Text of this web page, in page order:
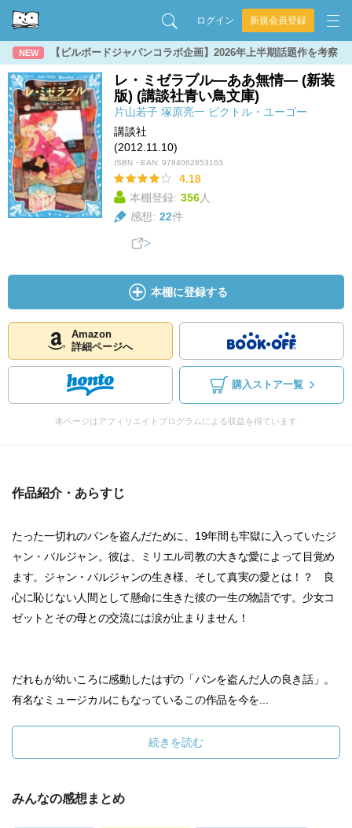
ログイン 新規会員登録
NEW 【ビルボードジャパンコラボ企画】2026年上半期話題作を考察
レ・ミゼラブル―ああ無情― (新装
版) (講談社青い鳥文庫)
片山若子 塚原亮一 ビクトル・ユーゴー
講談社
(2012.11.10)
ISBN・EAN: 9784062853163
4.18
本棚登録: 356人
感想: 22件
本棚に登録する
Amazon
詳細ページへ
購入ストア一覧
本ページはアフィリエイトプログラムによる収益を得ています
作品紹介・あらすじ
たった一切れのパンを盗んだために、19年間も牢獄に入っていたジ
ャン・バルジャン。彼は、ミリエル司教の大きな愛によって目覚め
ます。ジャン・バルジャンの生き様、そして真実の愛とは！？ 良
心に恥じない人間として懸命に生きた彼の一生の物語です。少女コ
ゼットとその母との交流には涙が止まりません！
だれもが幼いころに感動したはずの「パンを盗んだ人の良き話」。
有名なミュージカルにもなっているこの作品を今を...
続きを読む
みんなの感想まとめ